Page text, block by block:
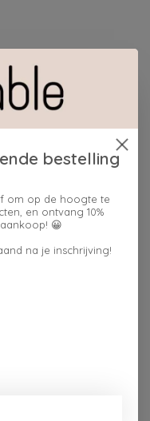
beoordeling toevoegen
bestelling
om op de hoogte te
en ontvang 10%
😀
na je inschrijving!